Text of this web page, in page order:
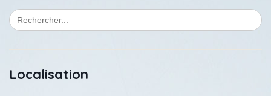
Search
for:
Localisation